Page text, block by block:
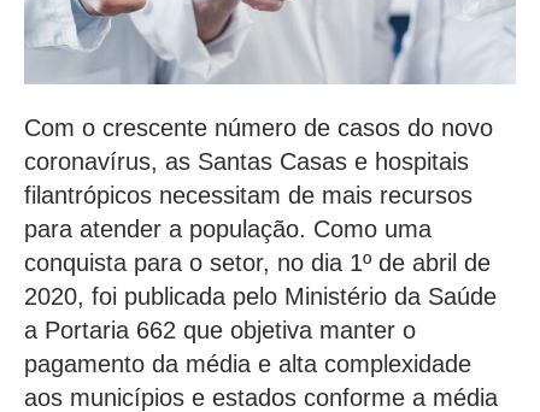
Com o crescente número de casos do novo
coronavírus, as Santas Casas e hospitais
filantrópicos necessitam de mais recursos
para atender a população. Como uma
conquista para o setor, no dia 1º de abril de
2020, foi publicada pelo Ministério da Saúde
a Portaria 662 que objetiva manter o
pagamento da média e alta complexidade
aos municípios e estados conforme a média